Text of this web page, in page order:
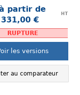
BAP de Baxtran
selon...
partir de
331,00 €
HT
RUPTURE
les versions
au comparateur